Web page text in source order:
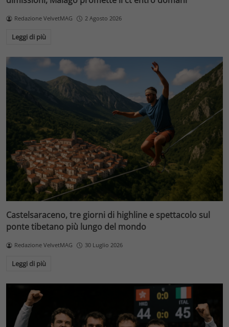
Redazione VelvetMAG 2 Agosto 2026
Leggi di più
Castelsaraceno, tre giorni di highline e spettacolo sul
ponte tibetano più lungo del mondo
Redazione VelvetMAG 30 Luglio 2026
Leggi di più